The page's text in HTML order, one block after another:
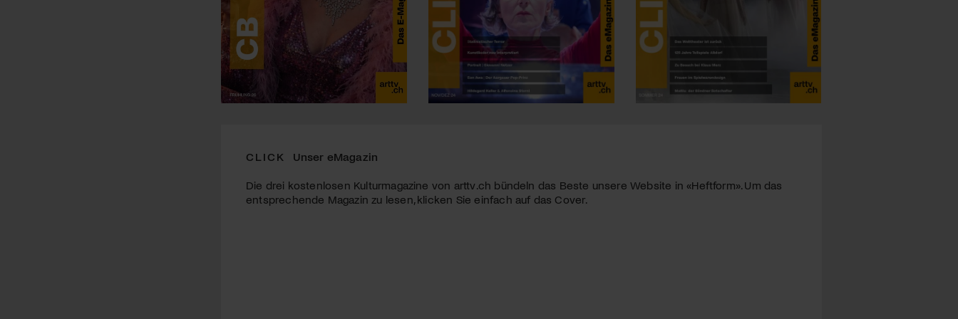
CLICK Unser eMagazin
Die drei kostenlosen Kulturmagazine von arttv.ch bündeln das Beste unsere Website in «Heftform». Um das
entsprechende Magazin zu lesen, klicken Sie einfach auf das Cover.